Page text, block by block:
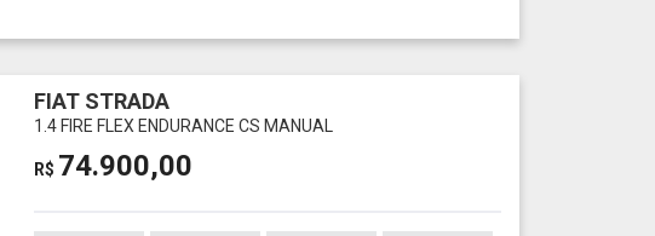
FIAT STRADA
1.4 FIRE FLEX ENDURANCE CS MANUAL
R$ 74.900,00